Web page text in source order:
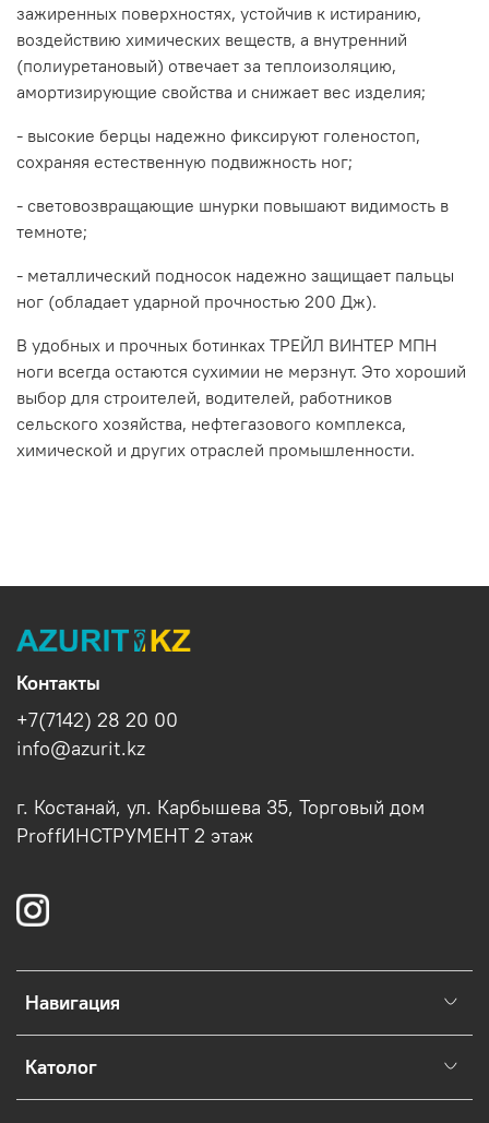
зажиренных поверхностях, устойчив к истиранию,
воздействию химических веществ, а внутренний
(полиуретановый) отвечает за теплоизоляцию,
амортизирующие свойства и снижает вес изделия;
- высокие берцы надежно фиксируют голеностоп,
сохраняя естественную подвижность ног;
- световозвращающие шнурки повышают видимость в
темноте;
- металлический подносок надежно защищает пальцы
ног (обладает ударной прочностью 200 Дж).
В удобных и прочных ботинках ТРЕЙЛ ВИНТЕР МПН
ноги всегда остаются сухимии не мерзнут. Это хороший
выбор для строителей, водителей, работников
сельского хозяйства, нефтегазового комплекса,
химической и других отраслей промышленности.
Навигация
Католог
Контакты
+7(7142) 28 20 00
info@azurit.kz
г. Костанай, ул. Карбышева 35, Торговый дом
ProffИНСТРУМЕНТ 2 этаж